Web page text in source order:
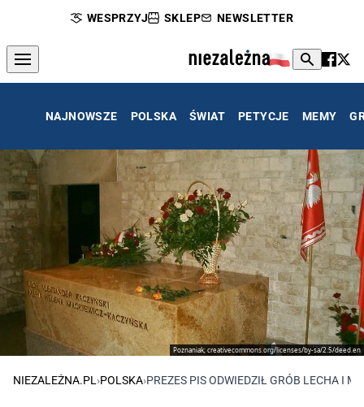
WESPRZYJ SKLEP NEWSLETTER
NAJNOWSZE POLSKA ŚWIAT PETYCJE MEMY
Poznaniak; creativecommons.org/licenses/by-sa/2.5/deed.en
NIEZALEŻNA.PL ›POLSKA›PREZES PIS ODWIEDZIŁ GRÓB LECHA I